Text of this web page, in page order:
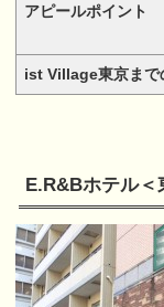
アピールポイント
ist Village東京まで
E.R&Bホテル＜